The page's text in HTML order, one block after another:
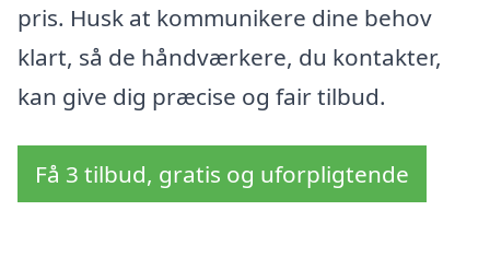
pris. Husk at kommunikere dine behov
klart, så de håndværkere, du kontakter,
kan give dig præcise og fair tilbud.
Få 3 tilbud, gratis og uforpligtende